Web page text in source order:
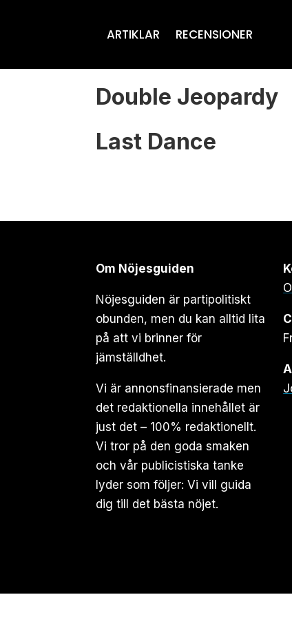
ARTIKLAR RECENSIONER
Double Jeopardy
Last Dance
Om Nöjesguiden
Nöjesguiden är partipolitiskt
obunden, men du kan alltid lita
på att vi brinner för
jämställdhet.
Vi är annonsfinansierade men
det redaktionella innehållet är
just det – 100% redaktionellt.
Vi tror på den goda smaken
och vår publicistiska tanke
lyder som följer: Vi vill guida
dig till det bästa nöjet.